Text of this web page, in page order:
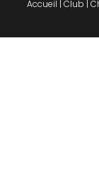
Accueil | Club |